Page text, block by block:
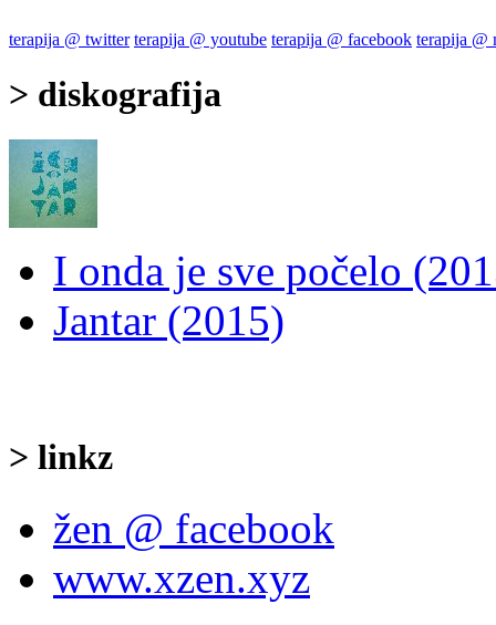
terapija @ twitter terapija @ youtube terapija @ facebook terapija @
> diskografija
I onda je sve počelo
Jantar (2015)
> linkz
žen @ facebook
www.xzen.xyz